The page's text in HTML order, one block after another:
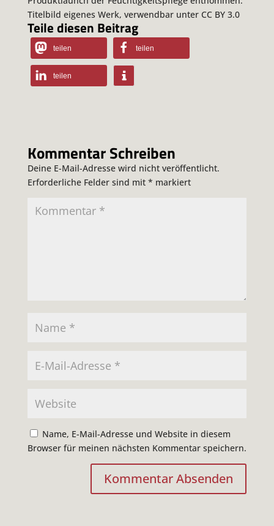
Titelbild eigenes Werk, verwendbar unter CC BY 3.0
Teile diesen Beitrag
teilen teilen
teilen
Kommentar Schreiben
Deine E-Mail-Adresse wird nicht veröffentlicht.
Erforderliche Felder sind mit * markiert
Name, E-Mail-Adresse und Website in diesem
Browser für meinen nächsten Kommentar speichern.